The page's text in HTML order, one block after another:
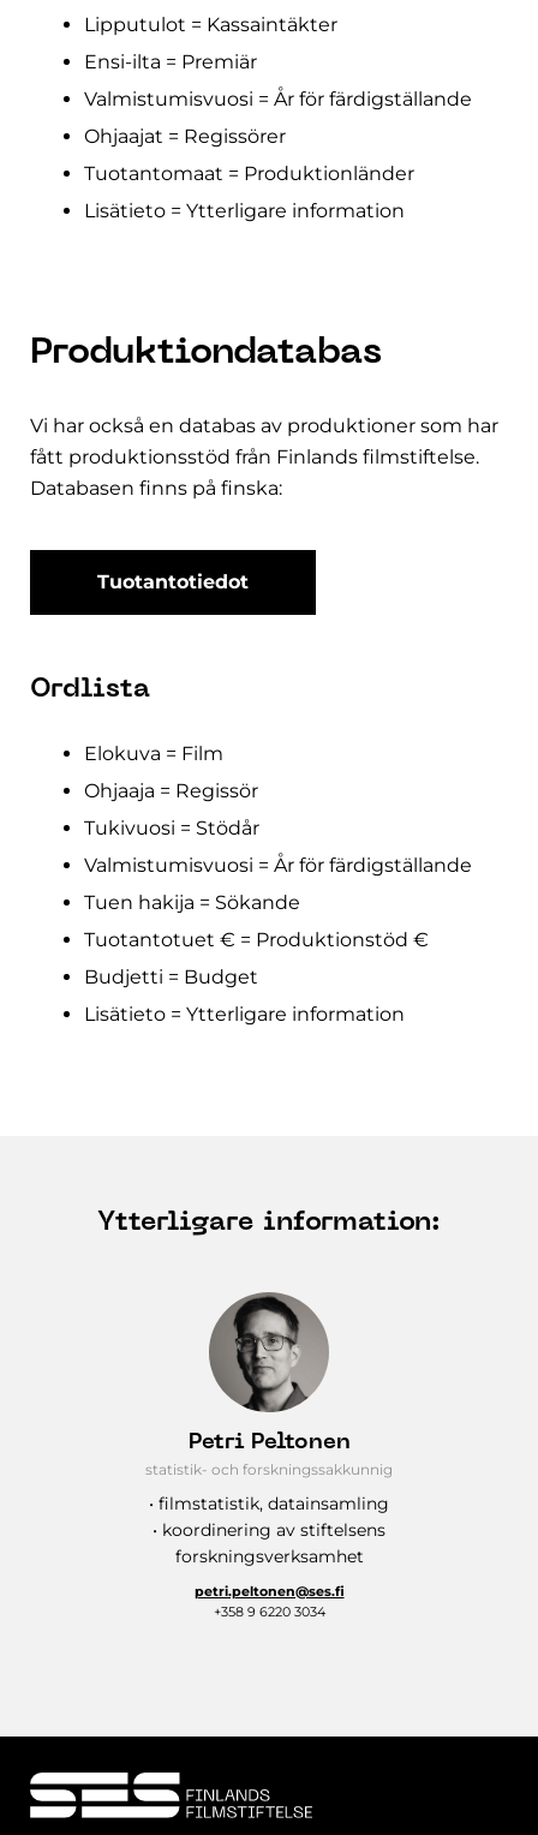
Lipputulot = Kassaintäkter
Ensi-ilta = Premiär
Valmistumisvuosi = År för färdigställande
Ohjaajat = Regissörer
Tuotantomaat = Produktionländer
Lisätieto = Ytterligare information
Produktiondatabas
Vi har också en databas av produktioner som har
fått produktionsstöd från Finlands filmstiftelse.
Databasen finns på finska:
Tuotantotiedot
Ordlista
Elokuva = Film
Ohjaaja = Regissör
Tukivuosi = Stödår
Valmistumisvuosi = År för färdigställande
Tuen hakija = Sökande
Tuotantotuet € = Produktionstöd €
Budjetti = Budget
Lisätieto = Ytterligare information
Ytterligare information:
Petri Peltonen
statistik- och forskningssakkunnig
• filmstatistik, datainsamling
• koordinering av stiftelsens
forskningsverksamhet
petri.peltonen@ses.fi
+358 9 6220 3034